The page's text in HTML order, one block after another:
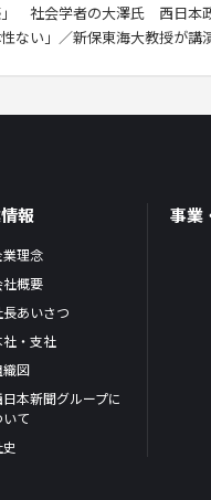
」 社会学者の大澤氏 西日本
い」／新保東海大教授が講
報
業理念
社概要
長あいさつ
社・支社
織図
日本新聞グループに
いて
事業